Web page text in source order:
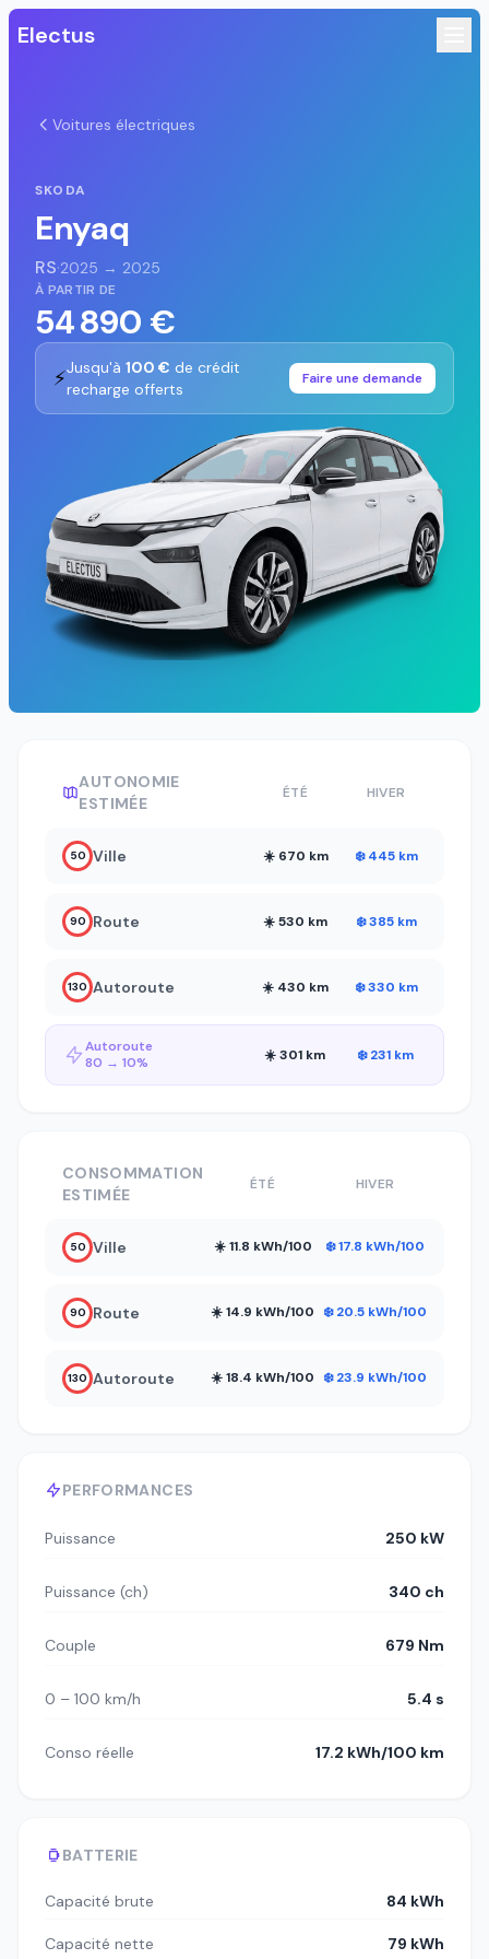
Electus
Voitures électriques
SKODA
Enyaq
RS·2025 → 2025
À PARTIR DE
54 890 €
⚡Jusqu'à 100 € de crédit
recharge offerts
Faire une demande
AUTONOMIE
ESTIMÉE
ÉTÉ HIVER
50 Ville ☀️ 670 km ❄️ 445 km
90 Route ☀️ 530 km ❄️ 385 km
130 Autoroute ☀️ 430 km ❄️ 330 km
Autoroute
80 → 10%
☀️ 301 km ❄️ 231 km
PERFORMANCES
Puissance 250 kW
Puissance (ch) 340 ch
Couple 679 Nm
0 – 100 km/h 5.4 s
Conso réelle 17.2 kWh/100 km
BATTERIE
Capacité brute 84 kWh
Capacité nette 79 kWh
CONSOMMATION
ESTIMÉE
ÉTÉ HIVER
50 Ville ☀️ 11.8 kWh/100 ❄️ 17.8 kWh/100
90 Route ☀️ 14.9 kWh/100 ❄️ 20.5 kWh/100
130 Autoroute ☀️ 18.4 kWh/100 ❄️ 23.9 kWh/100